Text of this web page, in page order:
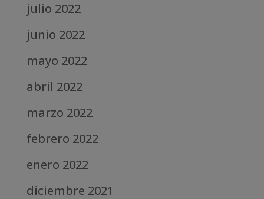
julio 2022
junio 2022
mayo 2022
abril 2022
marzo 2022
febrero 2022
enero 2022
diciembre 2021